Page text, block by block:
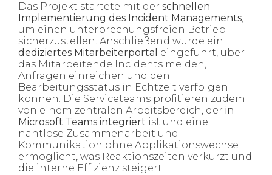
Das Projekt startete mit der schnellen
Implementierung des Incident Managements,
um einen unterbrechungsfreien Betrieb
sicherzustellen. Anschließend wurde ein
dediziertes Mitarbeiterportal eingeführt, über
das Mitarbeitende
Incidents melden,
Anfragen einreichen und den
Bearbeitungsstatus in Echtzeit verfolgen
können. Die Serviceteams profitieren zudem
von einem zentralen Arbeitsbereich, der in
Microsoft Teams integriert ist und eine
nahtlose Zusammenarbeit und
Kommunikation ohne Applikationswechsel
ermöglicht, was Reaktionszeiten verkürzt und
die interne Effizienz steigert.